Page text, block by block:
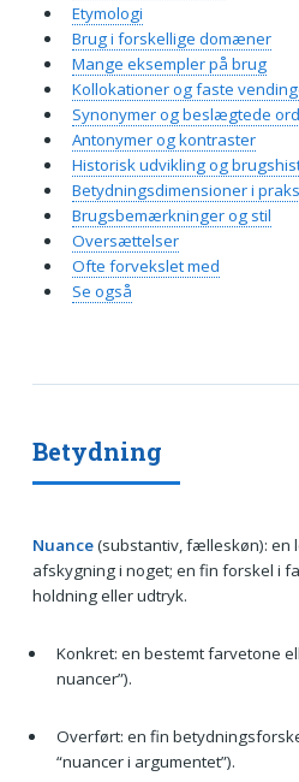
Betydning
Nuance(substantiv, fælleskøn): en
afskygning i noget; en fin forskel i
holdning eller udtryk.
Konkret: en bestemt farvetone
nuancer”).
Overført: en fin
“nuancer i argumentet”).
Etymologi
Brug i forskellige domæner
Mange eksempler på brug
Kollokationer og faste
Synonymer og beslægtede ord
Antonymer og kontraster
Historisk udvikling og
Betydningsdimensioner i
Brugsbemærkninger og stil
Oversættelser
Ofte forvekslet med
Se også